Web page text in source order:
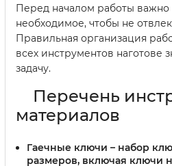
Перед началом работы важно
необходимое, чтобы не
Правильная организация
всех инструментов наготове
задачу.
Перечень
материалов
Гаечные ключи – набор
размеров, включая ключи